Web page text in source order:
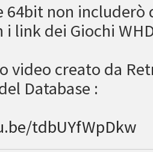
64bit non
i link dei Giochi
video creato da
Database :
tdbUYfWpDkw